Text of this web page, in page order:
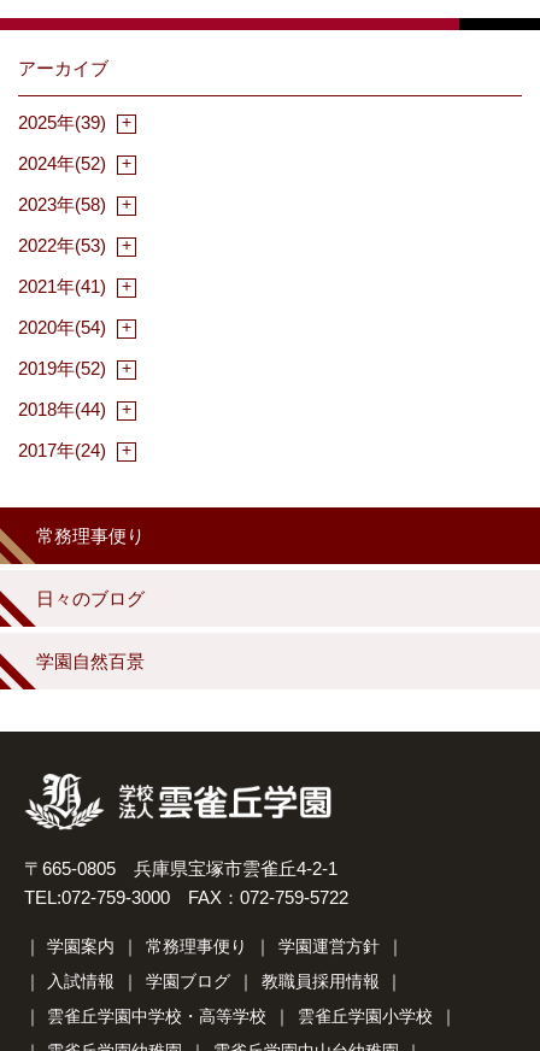
常務理事便り
日々のブログ
学園自然百景
アーカイブ
2025年(39)
2024年(52)
2023年(58)
2022年(53)
2021年(41)
2020年(54)
2019年(52)
2018年(44)
2017年(24)
〒665-0805 兵庫県宝塚市雲雀丘4-2-1
TEL:072-759-3000 FAX：072-759-5722
学園案内 常務理事便り
学園運営方針
入試情報
学園ブログ
教職員採用情報
雲雀丘学園中学校・高等学校
雲雀丘学園小学校